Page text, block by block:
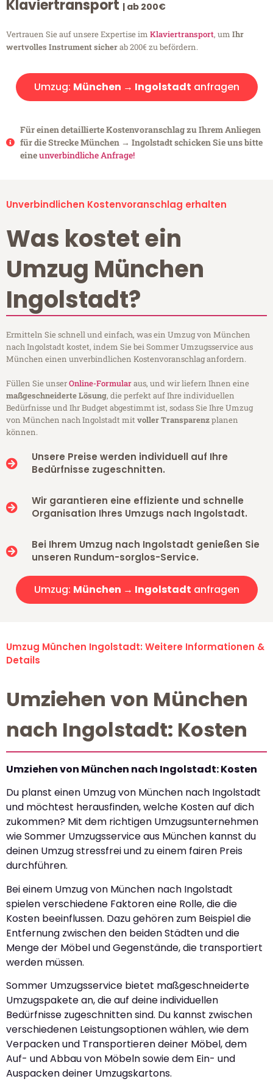
Klaviertransport | ab 200€
Vertrauen Sie auf unsere Expertise im Klaviertransport, um Ihr
wertvolles Instrument sicherab 200€ zu befördern.
Umzug: München → Ingolstadt anfragen
Für einen detaillierte Kostenvoranschlag zu Ihrem Anliegen
für die Strecke München → Ingolstadt schicken Sie uns bitte
eineunverbindliche Anfrage!
Unverbindlichen Kostenvoranschlag erhalten
Was kostet ein
Umzug München
Ingolstadt?
Ermitteln Sie schnell und einfach, was ein Umzug von München
nach Ingolstadt kostet, indem Sie bei Sommer Umzugsservice aus
München einen unverbindlichen Kostenvoranschlag anfordern.
Füllen Sie unserOnline-Formularaus, und wir liefern Ihnen eine
maßgeschneiderte Lösung, die perfekt auf Ihre individuellen
Bedürfnisse und Ihr Budget abgestimmt ist, sodass Sie Ihre Umzug
von München nach Ingolstadt mitvoller Transparenzplanen
können.
Unsere Preise werden individuell auf Ihre
Bedürfnisse zugeschnitten.
Wir garantieren eine effiziente und schnelle
Organisation Ihres Umzugs nach Ingolstadt.
Bei Ihrem Umzug nach Ingolstadt genießen Sie
unseren Rundum-sorglos-Service.
Umzug: München → Ingolstadt anfragen
Umzug München Ingolstadt: Weitere Informationen &
Details
Umziehen von München
nach Ingolstadt: Kosten
Umziehen von München nach Ingolstadt: Kosten
Du planst einen Umzug von München nach Ingolstadt
und möchtest herausfinden, welche Kosten auf dich
zukommen? Mit dem richtigen Umzugsunternehmen
wie Sommer Umzugsservice aus München kannst du
deinen Umzug stressfrei und zu einem fairen Preis
durchführen.
Bei einem Umzug von München nach Ingolstadt
spielen verschiedene Faktoren eine Rolle, die die
Kosten beeinflussen. Dazu gehören zum Beispiel die
Entfernung zwischen den beiden Städten und die
Menge der Möbel und Gegenstände, die transportiert
werden müssen.
Sommer Umzugsservice bietet maßgeschneiderte
Umzugspakete an, die auf deine individuellen
Bedürfnisse zugeschnitten sind. Du kannst zwischen
verschiedenen Leistungsoptionen wählen, wie dem
Verpacken und Transportieren deiner Möbel, dem
Auf- und Abbau von Möbeln sowie dem Ein- und
Auspacken deiner Umzugskartons.